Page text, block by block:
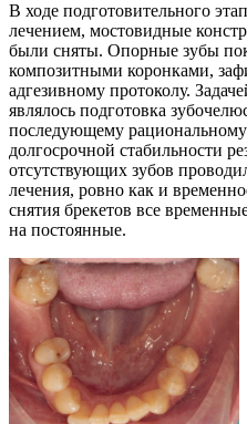
В ходе подготовительного
лечением, мостовидные
были сняты. Опорные зубы
композитными коронками,
адгезивному протоколу.
являлось подготовка
последующему
долгосрочной стабильности
отсутствующих зубов
лечения, ровно как и
снятия брекетов все
на постоянные.